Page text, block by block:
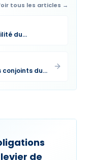
tous les articles →
du
conjoints du
de